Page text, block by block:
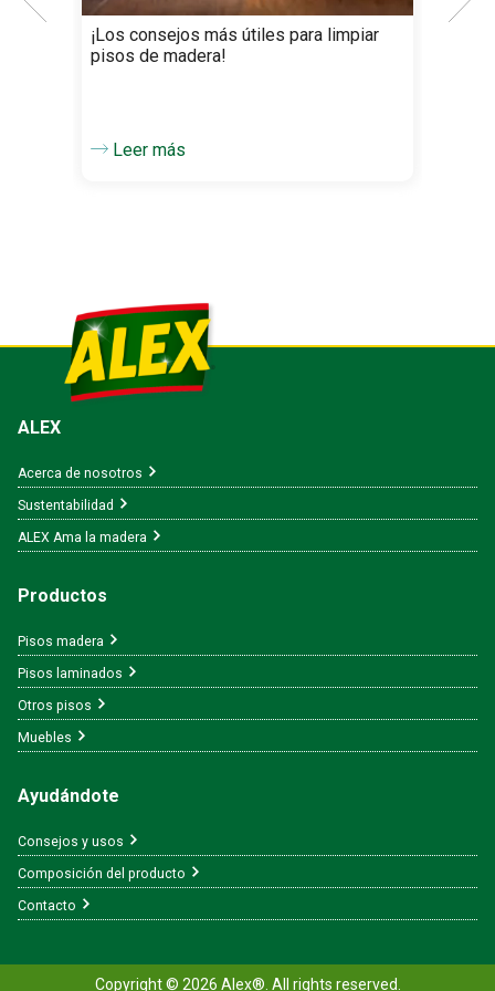
¡Los consejos más útiles para limpiar
pisos de madera!
Leer más
ALEX
Acerca de nosotros
Sustentabilidad
ALEX Ama la madera
Productos
Pisos madera
Pisos laminados
Otros pisos
Muebles
Ayudándote
Consejos y usos
Composición del producto
Contacto
Copyright © 2026 Alex®. All rights reserved.